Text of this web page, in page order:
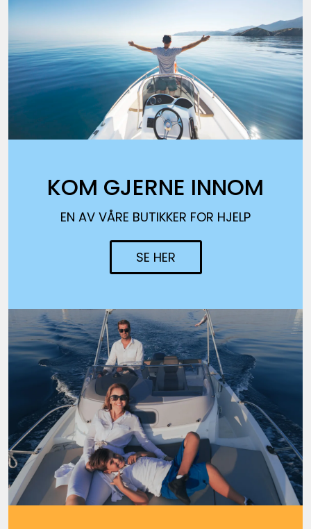
KOM GJERNE INNOM
EN AV VÅRE BUTIKKER FOR HJELP
SE HER